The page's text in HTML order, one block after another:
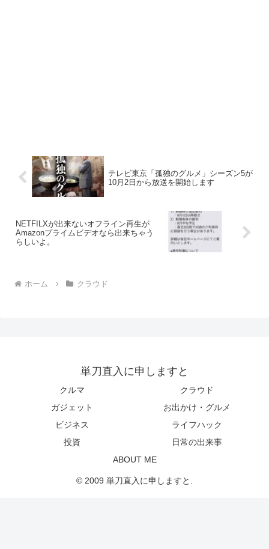
テレビ東京「孤独のグルメ」シーズン5が
10月2日から放送を開始します
NETFILXが出来ないオフライン再生が
Amazonプライムビデオなら出来ちゃう
らしいよ。
ホーム クラウド
単刀直入に申しますと
クルマ
クラウド
ガジェット
お出かけ・グルメ
ビジネス
ライフハック
投資
日常の出来事
ABOUT ME
© 2009 単刀直入に申しますと.